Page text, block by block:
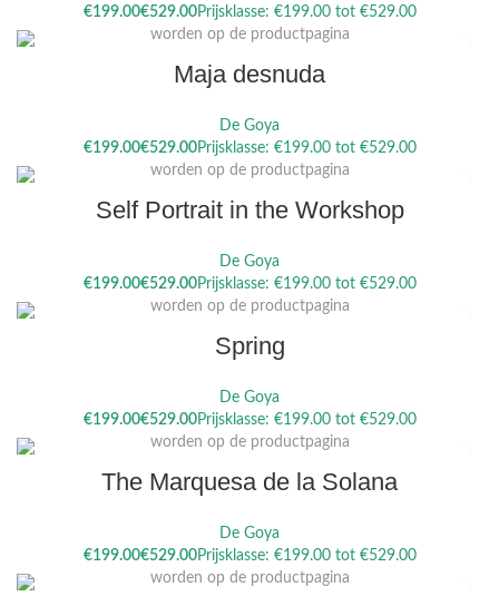
€
€
Dit product heeft meerdere variaties. Deze optie kan gekozen
worden op de productpagina
Maja desnuda
De Goya
€
€
Dit product heeft meerdere variaties. Deze optie kan gekozen
worden op de productpagina
Self Portrait in the Workshop
De Goya
€
€
Dit product heeft meerdere variaties. Deze optie kan gekozen
worden op de productpagina
Spring
De Goya
€
€
Dit product heeft meerdere variaties. Deze optie kan gekozen
worden op de productpagina
The Marquesa de la Solana
De Goya
€
€
Dit product heeft meerdere variaties. Deze optie kan gekozen
worden op de productpagina